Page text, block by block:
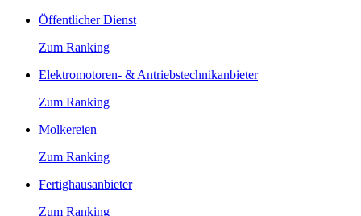
Öffentlicher Dienst
Zum Ranking
Elektromotoren- & Antriebstechnikanbieter
Zum Ranking
Molkereien
Zum Ranking
Fertighausanbieter
Zum Ranking